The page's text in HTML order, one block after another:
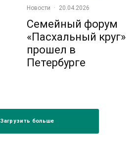
Новости · 20.04.2026
Семейный форум
«Пасхальный круг»
прошел в
Петербурге
Загрузить больше